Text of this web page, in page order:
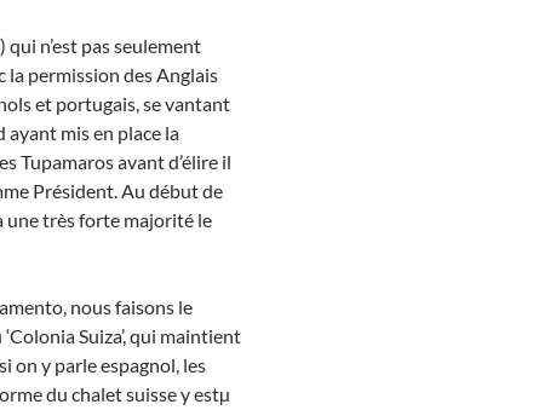
qui n’est pas seulement
la permission des Anglais
et portugais, se vantant
ayant mis en place la
Tupamaros avant d’élire il
Président. Au début de
une très forte majorité le
nous faisons le
Suiza’, qui maintient
on y parle espagnol, les
du chalet suisse y estµ